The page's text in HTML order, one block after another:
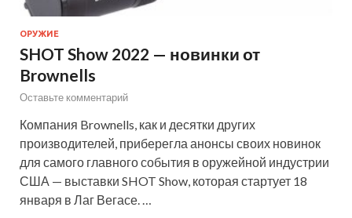
ОРУЖИЕ
SHOT Show 2022 — новинки от
Brownells
Оставьте комментарий
Компания Brownells, как и десятки других
производителей, приберегла анонсы своих новинок
для самого главного события в оружейной индустрии
США — выставки SHOT Show, которая стартует 18
января в Лаг Вегасе. …